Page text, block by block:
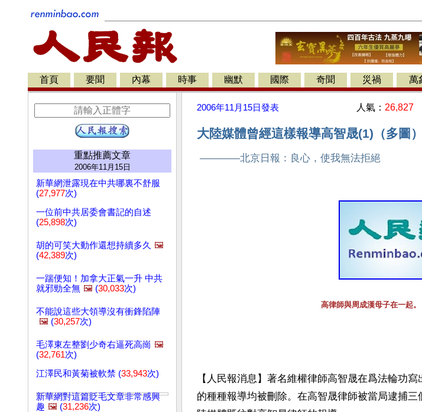
首頁 要聞 內幕 時事 幽默 國際 奇聞 災禍 萬
重點推薦文章
2006年11月15日
新華網泄露現在中共哪裏不舒服
(27,977次)
一位前中共居委會書記的自述
(25,898次)
胡的可笑大動作還想持續多久 🖼️
(42,389次)
一踹便知！加拿大正氣一升 中共
就邪勁全無 🖼️ (30,033次)
不能說這些大領導沒有衝鋒陷陣
🖼️ (30,257次)
毛澤東左整劉少奇右逼死高崗 🖼️
(32,761次)
江澤民和黃菊被軟禁 (33,943次)
新華網對這篇貶毛文章非常感興
趣 🖼️ (31,236次)
2006年11月15日發表 人氣： 26,827
大陸媒體曾經這樣報導高智晟(1)（多圖）
————北京日報：良心，使我無法拒絕
高律師與周成漢母子在一起。
【人民報消息】著名維權律師高智晟在爲法輪功
的種種報導均被刪除。在高智晟律師被當局逮捕